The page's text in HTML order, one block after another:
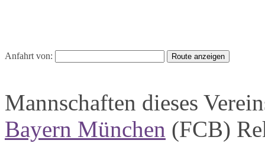
Anfahrt von:
Mannschaften dieses
Bayern München (FCB)